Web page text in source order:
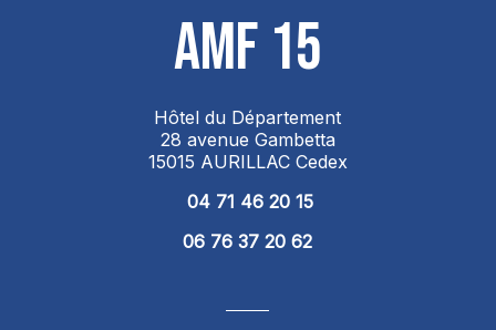
AMF 15
Hôtel du Département
28 avenue Gambetta
15015 AURILLAC Cedex
04 71 46 20 15
06 76 37 20 62